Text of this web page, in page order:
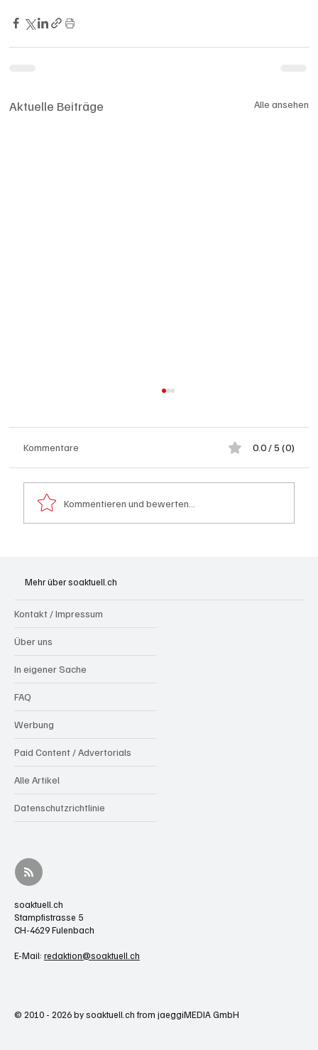
Aktuelle Beiträge Alle ansehen
Kommentare 0.0 / 5 (0)
Kommentieren und bewerten...
Mehr über soaktuell.ch
Kontakt / Impressum
Über uns
In eigener Sache
FAQ
Werbung
Paid Content / Advertorials
Alle Artikel
Datenschutzrichtlinie
soaktuell.ch
Stampfistrasse 5
CH-4629 Fulenbach
E-Mail: redaktion@soaktuell.ch
© 2010 - 2026 by soaktuell.ch from jaeggiMEDIA GmbH